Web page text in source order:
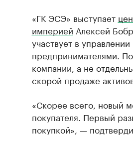
«ГК ЭСЭ» выступает
империей Алексей
участвует в
предпринимателями.
компании, а не
скорой продаже
«Скорее всего, новый
покупателя. Первый
покупкой», —